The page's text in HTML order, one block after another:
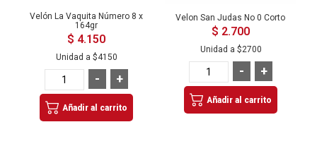
Velón La Vaquita Número 8 x
164gr
$ 4.150
Unidad a $4150
+
-
Añadir al carrito
Velon San Judas No 0 Corto
$ 2.700
Unidad a $2700
+
-
Añadir al carrito